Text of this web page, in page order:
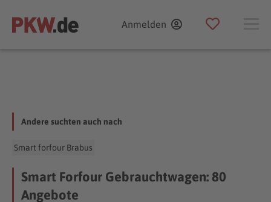
Anmelden
Andere suchten auch nach
Smart forfour Brabus
Smart Forfour Gebrauchtwagen: 80
Angebote